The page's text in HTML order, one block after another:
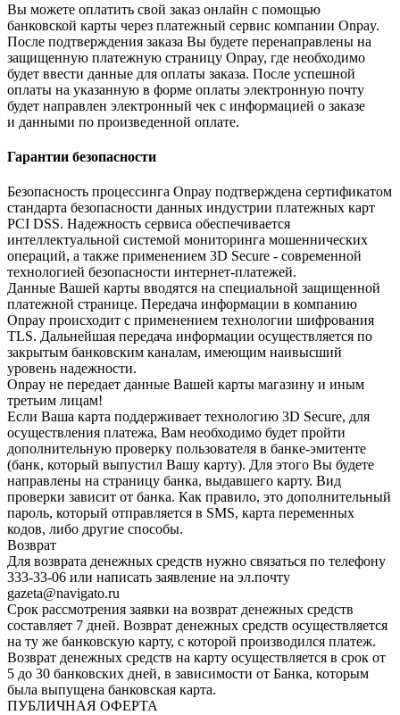
Вы можете оплатить свой заказ онлайн с помощью
банковской карты через платежный сервис компании Onpay.
После подтверждения заказа Вы будете перенаправлены на
защищенную платежную страницу Onpay, где необходимо
будет ввести данные для оплаты заказа. После успешной
оплаты на указанную в форме оплаты электронную почту
будет направлен электронный чек с информацией о заказе
и данными по произведенной оплате.
Гарантии безопасности
Безопасность процессинга Onpay подтверждена сертификатом
стандарта безопасности данных индустрии платежных карт
PCI DSS. Надежность сервиса обеспечивается
интеллектуальной системой мониторинга мошеннических
операций, а также применением 3D Secure - современной
технологией безопасности интернет-платежей.
Данные Вашей карты вводятся на специальной защищенной
платежной странице. Передача информации в компанию
Onpay происходит с применением технологии шифрования
TLS. Дальнейшая передача информации осуществляется по
закрытым банковским каналам, имеющим наивысший
уровень надежности.
Onpay не передает данные Вашей карты магазину и иным
третьим лицам!
Если Ваша карта поддерживает технологию 3D Secure, для
осуществления платежа, Вам необходимо будет пройти
дополнительную проверку пользователя в банке-эмитенте
(банк, который выпустил Вашу карту). Для этого Вы будете
направлены на страницу банка, выдавшего карту. Вид
проверки зависит от банка. Как правило, это дополнительный
пароль, который отправляется в SMS, карта переменных
кодов, либо другие способы.
Возврат
Для возврата денежных средств нужно связаться по телефону
333-33-06 или написать заявление на эл.почту
gazeta@navigato.ru
Срок рассмотрения заявки на возврат денежных средств
составляет 7 дней. Возврат денежных средств осуществляется
на ту же банковскую карту, с которой производился платеж.
Возврат денежных средств на карту осуществляется в срок от
5 до 30 банковских дней, в зависимости от Банка, которым
была выпущена банковская карта.
ПУБЛИЧНАЯ ОФЕРТА